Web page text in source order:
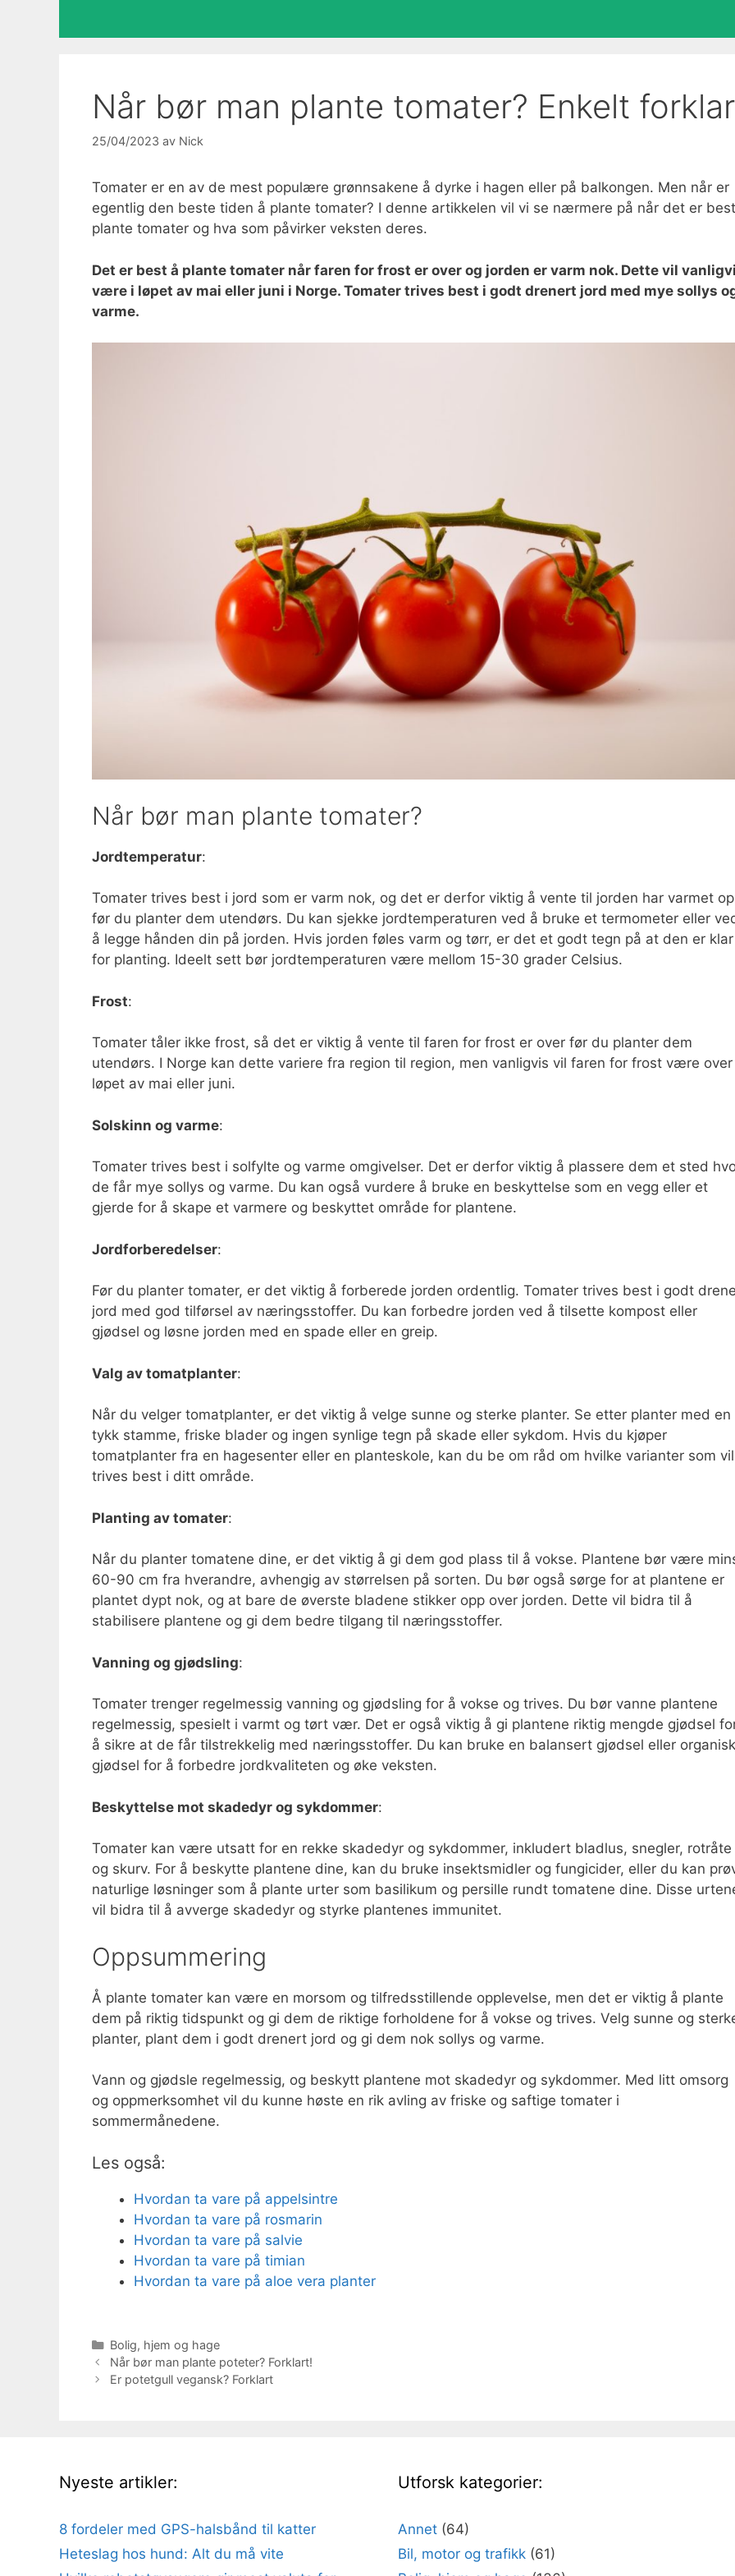
Når bør man plante tomater? Enkelt
25/04/2023 av Nick
Tomater er en av de mest populære grønnsakene å dyrke i hagen eller på balkongen. Men når er
egentlig den beste tiden å plante tomater? I denne artikkelen vil vi se nærmere på når det er
plante tomater og hva som påvirker veksten deres.
Det er best å plante tomater når faren for frost er over og jorden er varm nok. Dette vil
være i løpet av mai eller juni i Norge. Tomater trives best i godt drenert jord med mye sollys
varme.
Når bør man plante tomater?
Jordtemperatur:
Tomater trives best i jord som er varm nok, og det er derfor viktig å vente til jorden har varmet
før du planter dem utendørs. Du kan sjekke jordtemperaturen ved å bruke et termometer eller
å legge hånden din på jorden. Hvis jorden føles varm og tørr, er det et godt tegn på at den er klar
for planting. Ideelt sett bør jordtemperaturen være mellom 15-30 grader Celsius.
Frost:
Tomater tåler ikke frost, så det er viktig å vente til faren for frost er over før du planter dem
utendørs. I Norge kan dette variere fra region til region, men vanligvis vil faren for frost være over
løpet av mai eller juni.
Solskinn og varme:
Tomater trives best i solfylte og varme omgivelser. Det er derfor viktig å plassere dem et sted
de får mye sollys og varme. Du kan også vurdere å bruke en beskyttelse som en vegg eller et
gjerde for å skape et varmere og beskyttet område for plantene.
Jordforberedelser:
Før du planter tomater, er det viktig å forberede jorden ordentlig. Tomater trives best i godt
jord med god tilførsel av næringsstoffer. Du kan forbedre jorden ved å tilsette kompost eller
gjødsel og løsne jorden med en spade eller en greip.
Valg av tomatplanter:
Når du velger tomatplanter, er det viktig å velge sunne og sterke planter. Se etter planter med en
tykk stamme, friske blader og ingen synlige tegn på skade eller sykdom. Hvis du kjøper
tomatplanter fra en hagesenter eller en planteskole, kan du be om råd om hvilke varianter som vil
trives best i ditt område.
Planting av tomater:
Når du planter tomatene dine, er det viktig å gi dem god plass til å vokse. Plantene bør være
60-90 cm fra hverandre, avhengig av størrelsen på sorten. Du bør også sørge for at plantene er
plantet dypt nok, og at bare de øverste bladene stikker opp over jorden. Dette vil bidra til å
stabilisere plantene og gi dem bedre tilgang til næringsstoffer.
Vanning og gjødsling:
Tomater trenger regelmessig vanning og gjødsling for å vokse og trives. Du bør vanne plantene
regelmessig, spesielt i varmt og tørt vær. Det er også viktig å gi plantene riktig mengde gjødsel
å sikre at de får tilstrekkelig med næringsstoffer. Du kan bruke en balansert gjødsel eller organisk
gjødsel for å forbedre jordkvaliteten og øke veksten.
Beskyttelse mot skadedyr og sykdommer:
Tomater kan være utsatt for en rekke skadedyr og sykdommer, inkludert bladlus, snegler, rotråte
og skurv. For å beskytte plantene dine, kan du bruke insektsmidler og fungicider, eller du kan
naturlige løsninger som å plante urter som basilikum og persille rundt tomatene dine. Disse
vil bidra til å avverge skadedyr og styrke plantenes immunitet.
Oppsummering
Å plante tomater kan være en morsom og tilfredsstillende opplevelse, men det er viktig å plante
dem på riktig tidspunkt og gi dem de riktige forholdene for å vokse og trives. Velg sunne og
planter, plant dem i godt drenert jord og gi dem nok sollys og varme.
Vann og gjødsle regelmessig, og beskytt plantene mot skadedyr og sykdommer. Med litt omsorg
og oppmerksomhet vil du kunne høste en rik avling av friske og saftige tomater i
sommermånedene.
Les også:
Hvordan ta vare på appelsintre
Hvordan ta vare på rosmarin
Hvordan ta vare på salvie
Hvordan ta vare på timian
Hvordan ta vare på aloe vera planter
Kategorier
Bolig, hjem og hage
Når bør man plante poteter? Forklart!
Er potetgull vegansk? Forklart
Nyeste artikler:
8 fordeler med GPS-halsbånd til katter
Heteslag hos hund: Alt du må vite
Utforsk kategorier:
Annet (64)
Bil, motor og trafikk (61)